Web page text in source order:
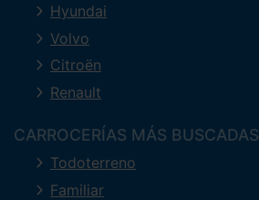
Hyundai
Volvo
Citroën
Renault
CARROCERÍAS MÁS BUSCADAS
Todoterreno
Familiar